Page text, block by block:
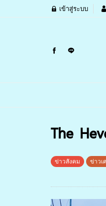
เข้าสู่ระบบ
The
ข่าวสังคม ข่าวเ